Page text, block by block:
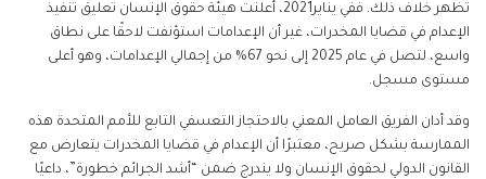
تُظهر خلاف ذلك. ففي يناير2021، أعلنت هيئة حقوق الإنسان تعليق تنفيذ
الإعدام في قضايا المخدرات، غير أن الإعدامات استؤنفت لاحقًا على نطاق
واسع، لتصل في عام 2025 إلى نحو 67% من إجمالي الإعدامات، وهو أعلى
مستوى مسجل.
وقد أدان الفريق العامل المعني بالاحتجاز التعسفي التابع للأمم المتحدة هذه
الممارسة بشكل صريح، معتبرًا أن الإعدام في قضايا المخدرات يتعارض مع
القانون الدولي لحقوق الإنسان ولا يندرج ضمن “أشد الجرائم خطورة”، داعيًا